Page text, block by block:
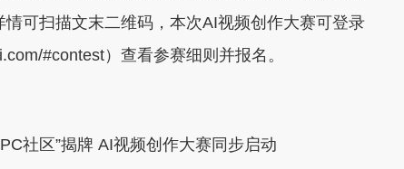
可扫描文末二维码，本次AI视频创作大赛可登录
#contest）查看参赛细则并报名。
社区”揭牌 AI视频创作大赛同步启动